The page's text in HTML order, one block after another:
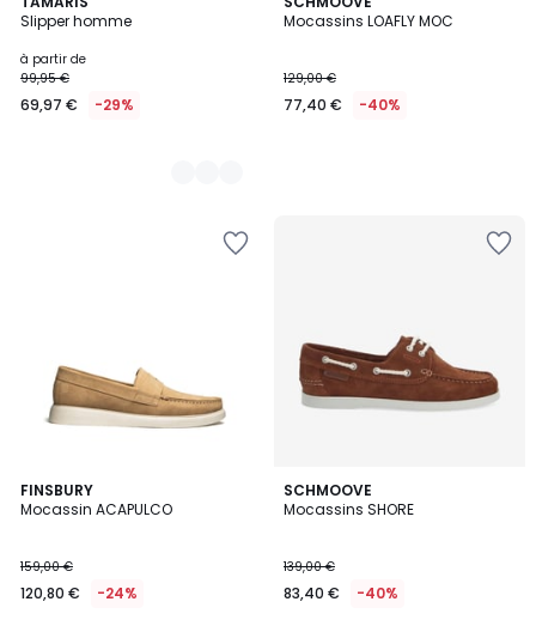
Slipper homme
à partir de
99,95 €
69,97 € -29%
Couleurs
Mocassins LOAFLY MOC
129,00 €
77,40 € -40%
FINSBURY
Mocassin ACAPULCO
159,00 €
120,80 € -24%
4
Couleurs
SCHMOOVE
Mocassins SHORE
139,00 €
83,40 € -40%